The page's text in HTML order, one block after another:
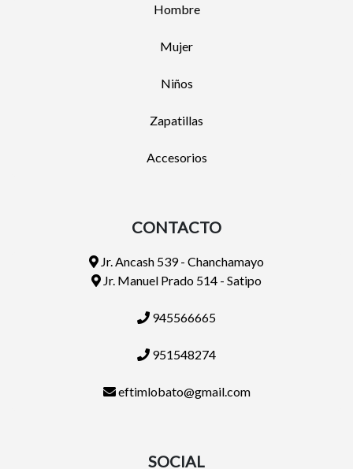
Hombre
Mujer
Niños
Zapatillas
Accesorios
CONTACTO
Jr. Ancash 539 - Chanchamayo
Jr. Manuel Prado 514 - Satipo
945566665
951548274
eftimlobato@gmail.com
SOCIAL